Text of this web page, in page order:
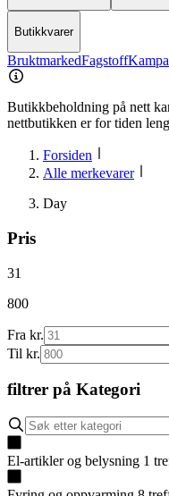
Butikkvarer
BruktmarkedFagstoff
Butikkbeholdning på nett
nettbutikken er for tiden
Forsiden
Alle merkevarer
Day
Pris
31
800
Fra kr.
Til kr.
filtrer på Kategori
El-artikler og belysning 1